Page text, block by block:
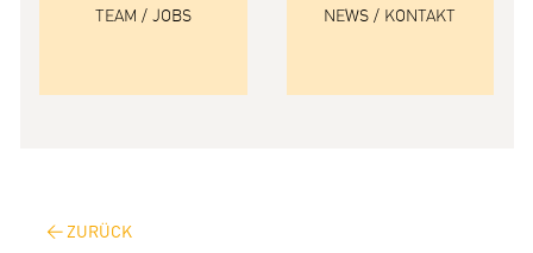
TEAM / JOBS NEWS / KONTAKT
ZURÜCK